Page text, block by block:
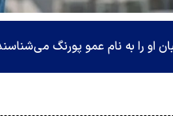
او را به نام عمو پورنگ